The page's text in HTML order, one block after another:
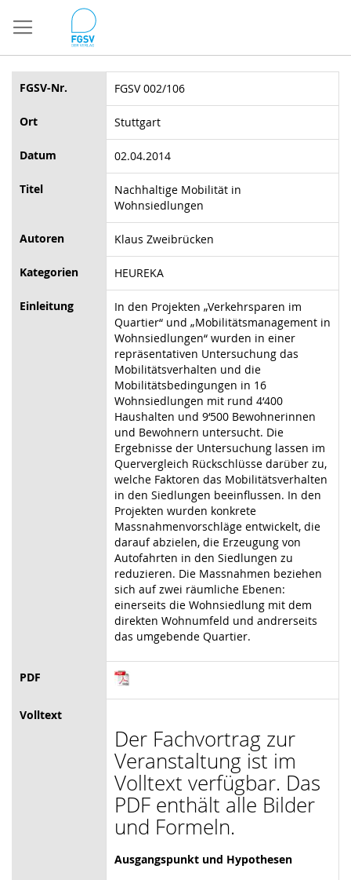
zum
Inhalt
FGSV-Nr. FGSV 002/106
Ort Stuttgart
Datum 02.04.2014
Titel
Nachhaltige Mobilität in
Wohnsiedlungen
Autoren Klaus Zweibrücken
Kategorien HEUREKA
Einleitung
In den Projekten „Verkehrsparen im
Quartier“ und „Mobilitätsmanagement in
Wohnsiedlungen“ wurden in einer
repräsentativen Untersuchung das
Mobilitätsverhalten und die
Mobilitätsbedingungen in 16
Wohnsiedlungen mit rund 4‘400
Haushalten und 9‘500 Bewohnerinnen
und Bewohnern untersucht. Die
Ergebnisse der Untersuchung lassen im
Quervergleich Rückschlüsse darüber zu,
welche Faktoren das Mobilitätsverhalten
in den Siedlungen beeinflussen. In den
Projekten wurden konkrete
Massnahmenvorschläge entwickelt, die
darauf abzielen, die Erzeugung von
Autofahrten in den Siedlungen zu
reduzieren. Die Massnahmen beziehen
sich auf zwei räumliche Ebenen:
einerseits die Wohnsiedlung mit dem
direkten Wohnumfeld und andrerseits
das umgebende Quartier.
PDF
Volltext
Der Fachvortrag zur
Veranstaltung ist im
Volltext verfügbar. Das
PDF enthält alle Bilder
und Formeln.
Ausgangspunkt und Hypothesen